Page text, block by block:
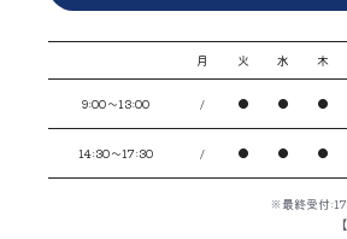
月 火 水 木
9:00～13:00 / ● ● ●
14:30～17:30 / ● ● ●
※最終受付